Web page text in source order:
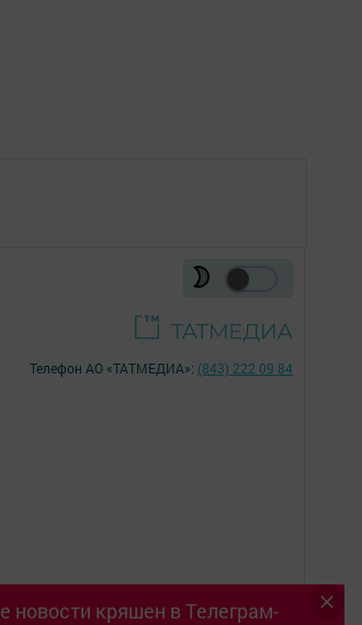
новости кряшен в Телеграм-
Телефон АО «ТАТМЕДИА»: (843) 222 09 84